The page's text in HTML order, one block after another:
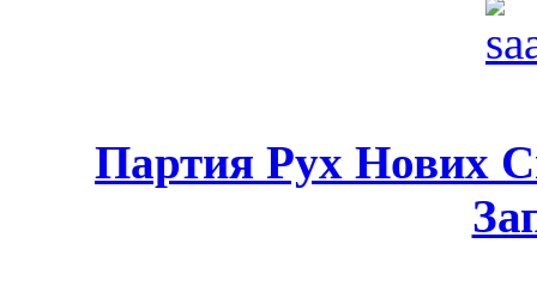
Партия Рух Нових